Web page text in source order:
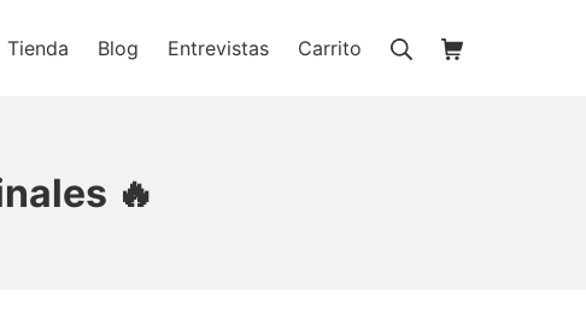
Tienda Blog Entrevistas Carrito BuscarCarrito de la
🔥